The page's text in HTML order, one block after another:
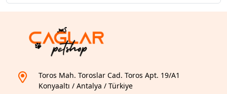
Toros Mah. Toroslar Cad. Toros Apt. 19/A1
Konyaaltı / Antalya / Türkiye